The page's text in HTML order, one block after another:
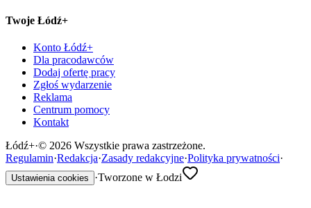
Twoje Łódź+
Konto Łódź+
Dla pracodawców
Dodaj ofertę pracy
Zgłoś wydarzenie
Reklama
Centrum pomocy
Kontakt
Łódź+·© 2026 Wszystkie prawa zastrzeżone.
Regulamin·Redakcja·Zasady redakcyjne·Polityka prywatności·
Ustawienia cookies ·Tworzone w Łodzi